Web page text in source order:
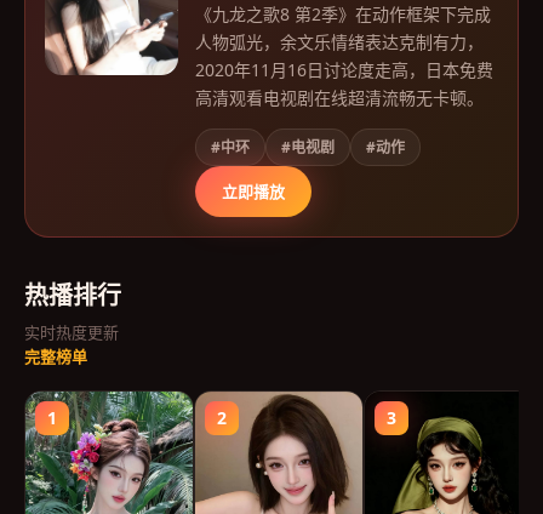
《九龙之歌8 第2季》在动作框架下完成
人物弧光，余文乐情绪表达克制有力，
2020年11月16日讨论度走高，日本免费
高清观看电视剧在线超清流畅无卡顿。
#中环 #电视剧 #动作
立即播放
热播排行
实时热度更新
完整榜单
1 2 3